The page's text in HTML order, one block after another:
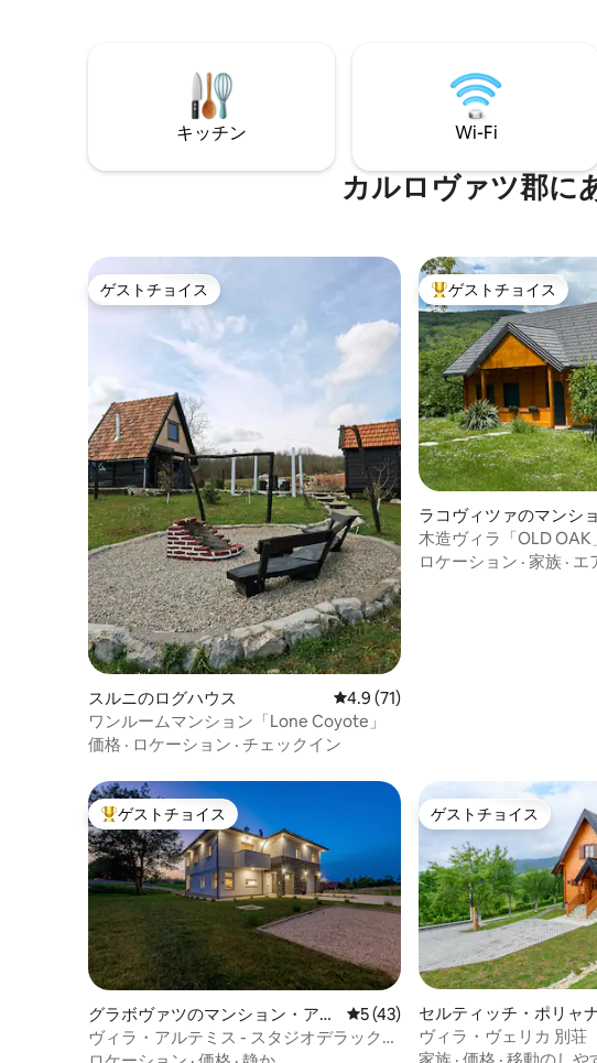
が好きなら、私たちの場所はあなたにぴ
魔法のようなラストカ
市街からは 10 km、バ
15 kmです。
キッチン Wi-Fi
カルロヴァツ郡に
ゲストチョイス
ゲストチョイス
スルニのログハウス レビュー71件、5つ星中4.9つ星の平
4.9 (71)
ワンルームマンション「Lone Coyote」
価格 · ロケーション · チェックイン
大好評のゲストチョイ
ゲストチョイス
ラコヴィツァのマンシ
ート
木造ヴィラ「OLD
リトヴィツェ湖群
ロケーション · 家族 · エ
大好評のゲストチョイスです。
ゲストチョイス
グラボヴァツのマンション・アパ
ート
レビュー43件、5つ星中5つ星の平
5 (43)
ヴィラ・アルテミス - スタジオデラック
ス、キングサイズベッド、クレベット
ゲストチョイス
ゲストチョイス
セルティッチ・ポリャ
ャレー
ヴィラ・ヴェリカ 別荘